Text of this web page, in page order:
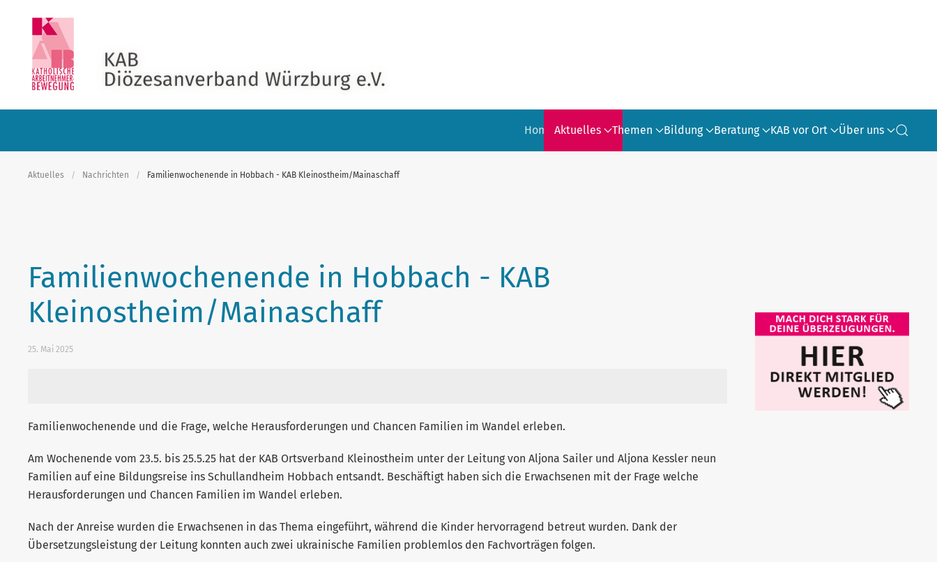
Skip to main content
Home Aktuelles Themen Bildung Beratung KAB vor Ort Über uns
Aktuelles Nachrichten Familienwochenende in Hobbach - KAB Kleinostheim/Mainaschaff
Familienwochenende in Hobbach - KAB
Kleinostheim/Mainaschaff
25. Mai 2025
Familienwochenende und die Frage, welche Herausforderungen und Chancen Familien im Wandel erleben.
Am Wochenende vom 23.5. bis 25.5.25 hat der KAB Ortsverband Kleinostheim unter der Leitung von Aljona Sailer und Aljona Kessler neun
Familien auf eine Bildungsreise ins Schullandheim Hobbach entsandt. Beschäftigt haben sich die Erwachsenen mit der Frage welche
Herausforderungen und Chancen Familien im Wandel erleben.
Nach der Anreise wurden die Erwachsenen in das Thema eingeführt, während die Kinder hervorragend betreut wurden. Dank der
Übersetzungsleistung der Leitung konnten auch zwei ukrainische Familien problemlos den Fachvorträgen folgen.